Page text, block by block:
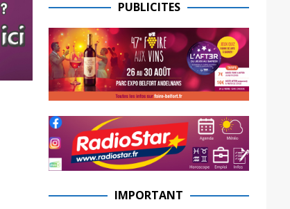
PUBLICITES
IMPORTANT